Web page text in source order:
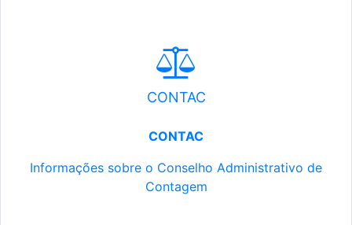
CONTAC
CONTAC
Informações sobre o Conselho Administrativo de
Contagem